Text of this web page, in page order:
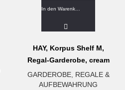
HAY, Korpus Shelf M,
Regal-Garderobe, cream
GARDEROBE, REGALE &
AUFBEWAHRUNG